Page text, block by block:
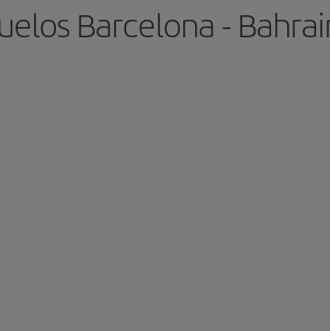
Barcelona -